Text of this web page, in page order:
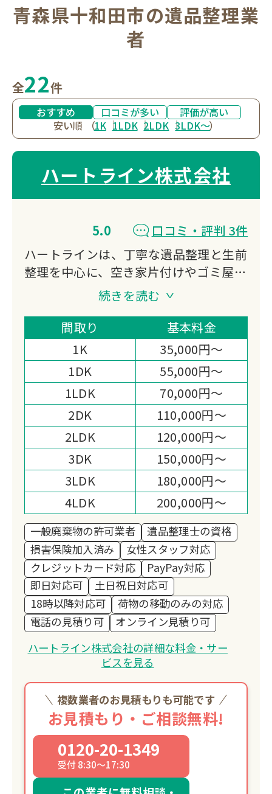
青森県十和田市の遺品整理業
者
全22件
おすすめ 口コミが多い
評価が高い
安い順
（1K 1LDK 2LDK 3LDK〜）
ハートライン株式会社
5.0
口コミ・評判 3件
ハートラインは、丁寧な遺品整理と生前
整理を中心に、空き家片付けやゴミ屋敷
の清掃まで幅広く対応。
お客様の想いを大切にしながら、一つひ
とつの品物に敬意を払い、心を込めた作
業を行っています。
続きを読む
間取り
基本料金
1K
35,000円～
1DK
55,000円～
1LDK
70,000円～
2DK
110,000円～
2LDK
120,000円～
3DK
150,000円～
3LDK
180,000円～
4LDK
200,000円～
一般廃棄物の許可業者
遺品整理士の資格
損害保険加入済み
女性スタッフ対応
クレジットカード対応
PayPay対応
即日対応可
土日祝日対応可
18時以降対応可
荷物の移動のみの対応
電話の見積り可
オンライン見積り可
ハートライン株式会社の詳細な料金・サー
ビスを見る
複数業者のお見積もりも可能です
お見積もり・ご相談無料!
0120-20-1349
受付 8:30～17:30